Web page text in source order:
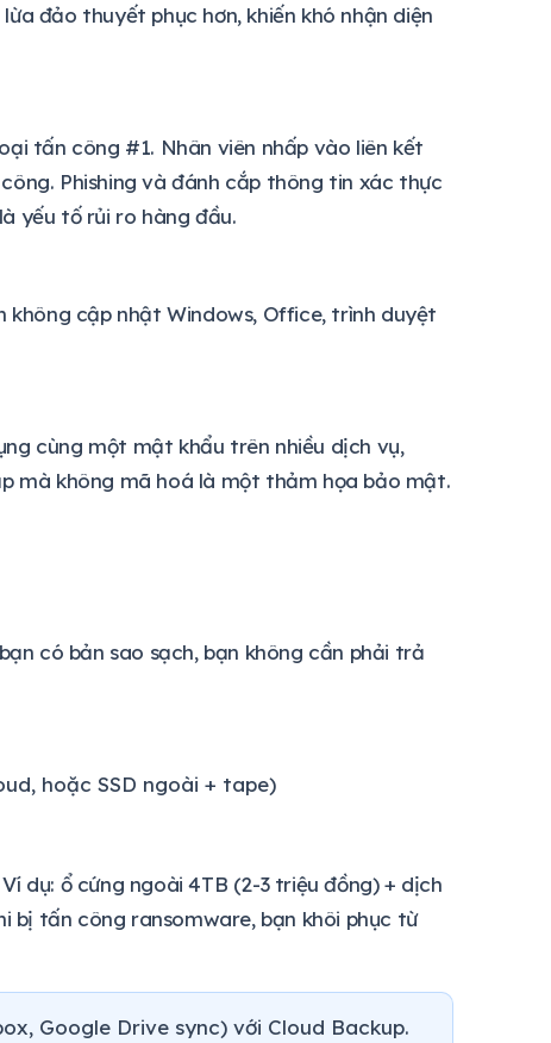
đảo thuyết phục hơn, khiến khó nhận diện
tấn công #1. Nhân viên nhấp vào liên kết
Phishing và đánh cắp thông tin xác thực
yếu tố rủi ro hàng đầu.
cập nhật Windows, Office, trình duyệt
cùng một mật khẩu trên nhiều dịch vụ,
mà không mã hoá là một thảm họa bảo mật.
có bản sao sạch, bạn không cần phải trả
hoặc SSD ngoài + tape)
dụ: ổ cứng ngoài 4TB (2-3 triệu đồng) + dịch
bị tấn công ransomware, bạn khôi phục từ
Google Drive sync) với Cloud Backup.